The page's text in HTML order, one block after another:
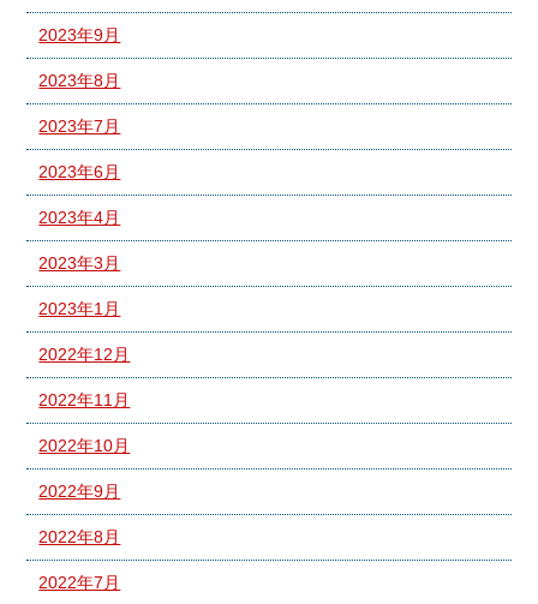
2023年9月
2023年8月
2023年7月
2023年6月
2023年4月
2023年3月
2023年1月
2022年12月
2022年11月
2022年10月
2022年9月
2022年8月
2022年7月